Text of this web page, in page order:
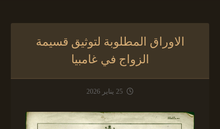
الاوراق المطلوبة لتوثيق قسيمة
الزواج في غامبيا
25 يناير 2026